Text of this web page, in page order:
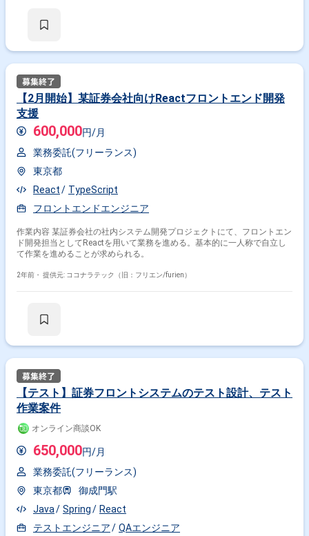
【2月開始】某証券会社向けReactフロントエンド開発
支援
600,000円/月
業務委託(フリーランス)
東京都
React
TypeScript
フロントエンドエンジニア
作業内容 某証券会社の社内システム開発プロジェクトにて、フロントエン
ド開発担当としてReactを用いて業務を進める。基本的に一人称で自立し
て作業を進めることが求められる。
2年前・ 提供元: ココナラテック（旧：フリエン/furien）
【テスト】証券フロントシステムのテスト設計、テスト
作業案件
オンライン商談OK
650,000円/月
業務委託(フリーランス)
東京都
御成門駅
Java
Spring
React
テストエンジニア
QAエンジニア